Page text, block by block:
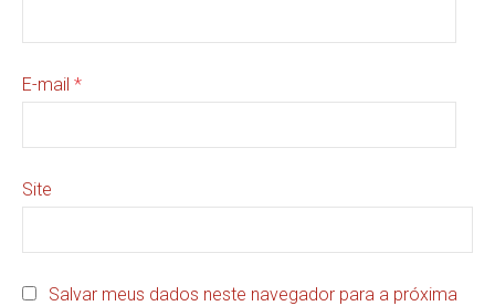
E-mail *
Site
Salvar meus dados neste navegador para a próxima